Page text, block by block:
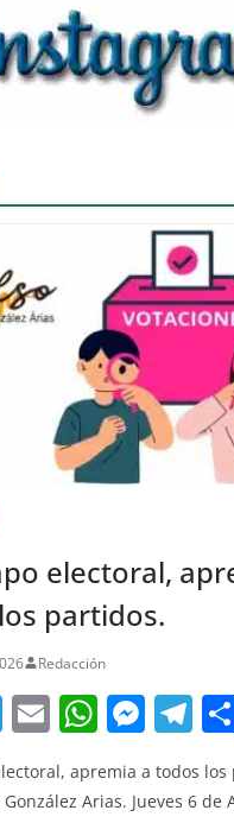
electoral,
partidos.
Redacción
T
w
itt
E
m
ai
W
at
M
ss
T
el
e
apremia a todos los
Arias. Jueves 6 de